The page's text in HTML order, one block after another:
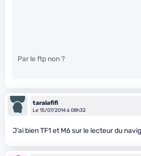
Par le ftp non ?
taralafifi
Le 15/07/2014 à 08h32
J’ai bien TF1 et M6 sur le lecteur du